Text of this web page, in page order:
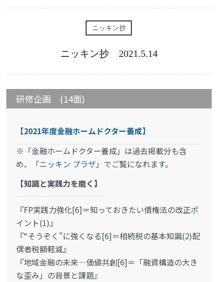
ニッキン抄
ニッキン抄 2021.5.14
研修企画 (14面)
【2021年度金融ホームドクター養成】
※「金融ホームドクター養成」は過去掲載分も含
め、「ニッキン プラザ 」でご覧になれます。
【知識と実践力を磨く】
『FP実践力強化[6]＝知っておきたい債権法の改正ポ
イント(1)』
『“そうぞく”に強くなる[6]＝相続税の基本知識(2)配
偶者税額軽減』
『地域金融の未来―価値共創[6]＝「融資構造の大き
な歪み」の背景と課題』